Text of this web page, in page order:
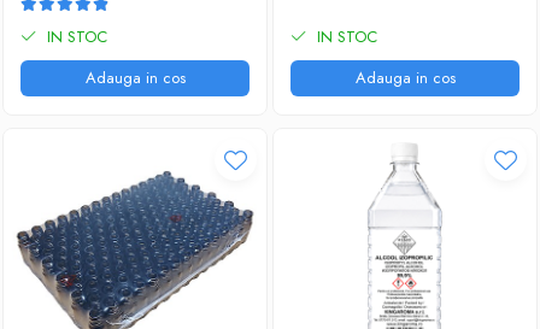
IN STOC
Adauga in cos
IN STOC
Adauga in cos